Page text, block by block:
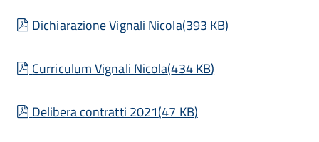
pdf
Dichiarazione Vignali Nicola(393 KB)
pdf
Curriculum Vignali Nicola(434 KB)
pdf
Delibera contratti 2021(47 KB)